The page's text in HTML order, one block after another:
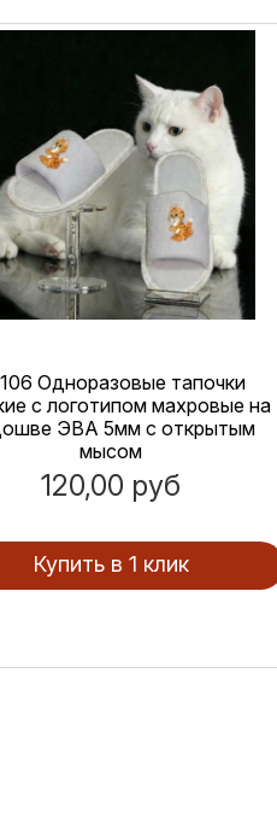
Одноразовые тапочки
с логотипом махровые на
ЭВА 5мм с открытым
мысом
120,00 руб
Купить в 1 клик